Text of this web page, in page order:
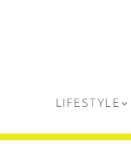
LIFESTYLE